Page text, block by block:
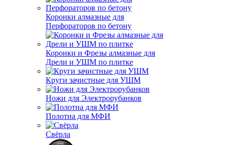
Коронки алмазные для
Перфораторов по бетону
Коронки и Фрезы алмазные для
Дрели и УШМ по плитке
Круги зачистные для УШМ
Ножи для Электрорубанков
Полотна для МФИ
Свёрла